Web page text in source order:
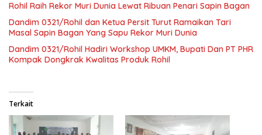
Rohil Raih Rekor Muri Dunia Lewat Ribuan Penari Sapin Bagan
Dandim 0321/Rohil dan Ketua Persit Turut Ramaikan Tari
Masal Sapin Bagan Yang Sapu Rekor Muri Dunia
Dandim 0321/Rohil Hadiri Workshop UMKM, Bupati Dan PT PHR
Kompak Dongkrak Kwalitas Produk Rohil
Terkait